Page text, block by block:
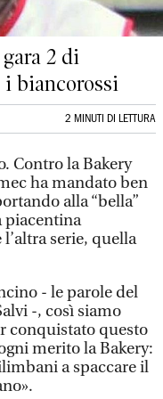
2 di
i biancorossi
2 MINUTI DI LETTURA
Contro la Bakery
ha mandato ben
alla “bella”
piacentina
serie, quella
- le parole del
-, così siamo
conquistato questo
merito la Bakery:
a spaccare il